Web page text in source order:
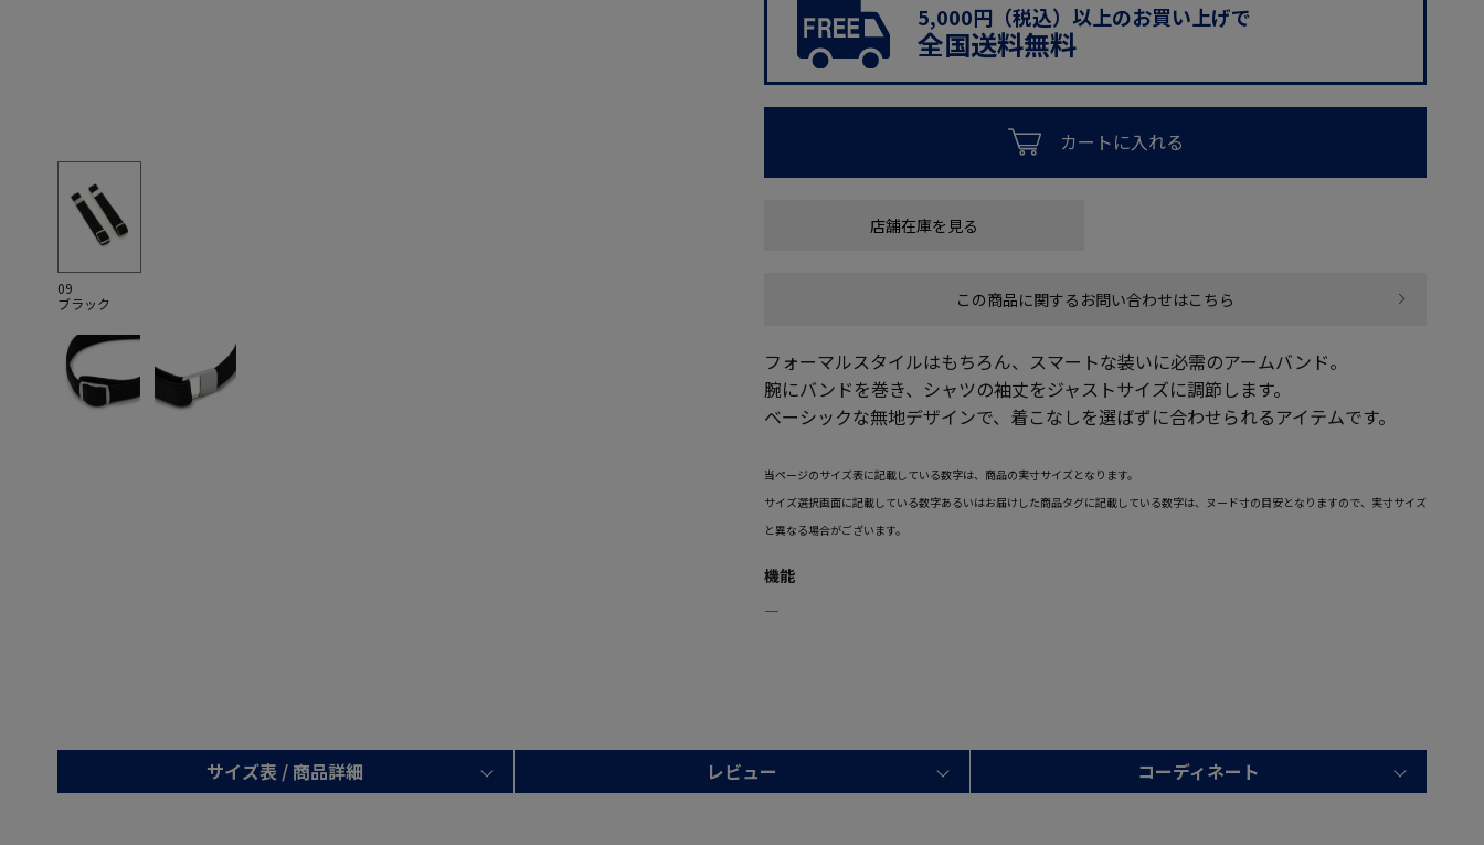
09
ブラック
5,000円（税込）以上のお買い上げで
全国送料無料
カートに入れる
店舗在庫を見る
この商品に関するお問い合わせはこちら
フォーマルスタイルはもちろん、スマートな装いに必需のアームバンド。
腕にバンドを巻き、シャツの袖丈をジャストサイズに調節します。
ベーシックな無地デザインで、着こなしを選ばずに合わせられるアイテムです。
当ページのサイズ表に記載している数字は、商品の実寸サイズとなります。
サイズ選択画面に記載している数字あるいはお届けした商品タグに記載している数字は、ヌード寸の目安となりますので、実寸サイズ
と異なる場合がございます。
機能
―
サイズ表 / 商品詳細 レビュー コーディネート